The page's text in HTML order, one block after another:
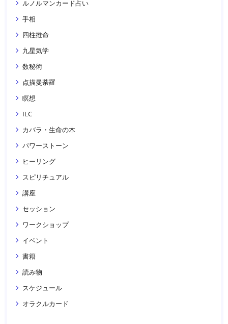
ルノルマンカード占い
手相
四柱推命
九星気学
数秘術
点描曼荼羅
瞑想
ILC
カバラ・生命の木
パワーストーン
ヒーリング
スピリチュアル
講座
セッション
ワークショップ
イベント
書籍
読み物
スケジュール
オラクルカード